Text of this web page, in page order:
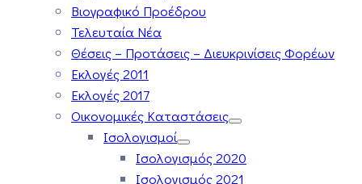
Βιογραφικό Προέδρου
Τελευταία Νέα
Θέσεις – Προτάσεις – Διευκρινίσεις Φορέων
Εκλογές 2011
Εκλογές 2017
Οικονομικές Καταστάσεις
Ισολογισμοί
Ισολογισμός 2020
Ισολογισμός 2021